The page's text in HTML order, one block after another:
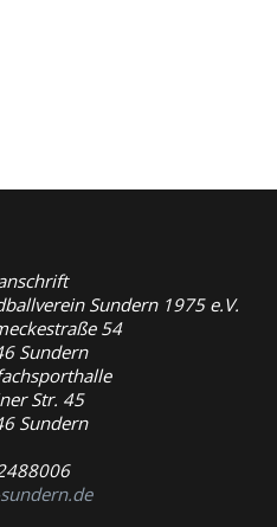
Sundern 1975 e.V.
54
Sundern
Str. 45
Sundern